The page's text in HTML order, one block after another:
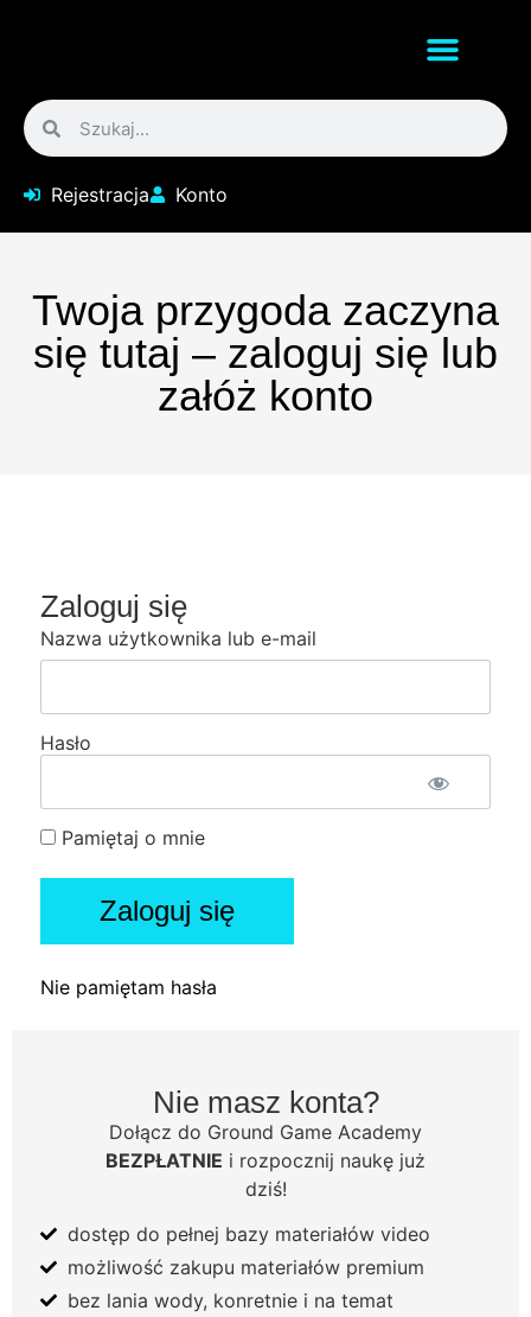
Rejestracja Konto
Twoja przygoda zaczyna
się tutaj – zaloguj się lub
załóż konto
Zaloguj się
Nazwa użytkownika lub e-mail
Hasło
Pamiętaj o mnie
Nie pamiętam hasła
Nie masz konta?
Dołącz do Ground Game Academy
BEZPŁATNIE i rozpocznij naukę już
dziś!
dostęp do pełnej bazy materiałów video
możliwość zakupu materiałów premium
bez lania wody, konretnie i na temat